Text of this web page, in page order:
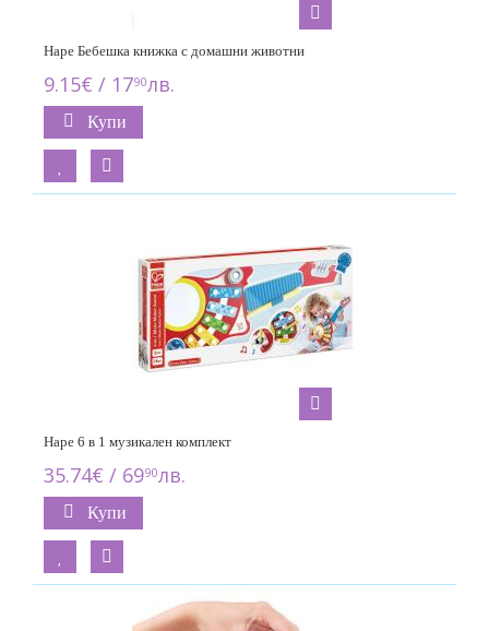
Hape Бебешка книжка с домашни животни
9.15€ / 1790лв.
Купи
Hape 6 в 1 музикален комплект
35.74€ / 6990лв.
Купи